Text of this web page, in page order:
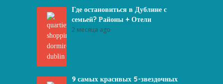
Где остановиться в Дублине с
семьей? Районы + Отели
2 месяца ago
9 самых красивых 5-звездочных